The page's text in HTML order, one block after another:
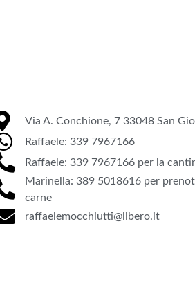
Via A. Conchione, 7 33048 San
Raffaele: 339 7967166
Raffaele: 339 7967166 per la
Marinella: 389 5018616 per
carne
raffaelemocchiutti@libero.it